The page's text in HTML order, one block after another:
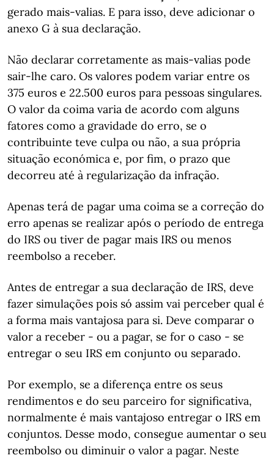
gerado mais-valias. E para isso, deve adicionar o
anexo G à sua declaração.
Não declarar corretamente as mais-valias pode
sair-lhe caro. Os valores podem variar entre os
375 euros e 22.500 euros para pessoas singulares.
O valor da coima varia de acordo com alguns
fatores como a gravidade do erro, se o
contribuinte teve culpa ou não, a sua própria
situação económica e, por fim, o prazo que
decorreu até à regularização da infração.
Apenas terá de pagar uma coima se a correção do
erro apenas se realizar após o período de entrega
do IRS ou tiver de pagar mais IRS ou menos
reembolso a receber.
Antes de entregar a sua declaração de IRS, deve
fazer simulações pois só assim vai perceber qual é
a forma mais vantajosa para si. Deve comparar o
valor a receber - ou a pagar, se for o caso - se
entregar o seu IRS em conjunto ou separado.
Por exemplo, se a diferença entre os seus
rendimentos e do seu parceiro for significativa,
normalmente é mais vantajoso entregar o IRS em
conjuntos. Desse modo, consegue ​​​​​​​aumentar o seu
reembolso ou diminuir o valor a pagar. Neste